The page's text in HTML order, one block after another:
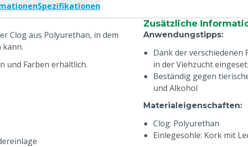
Spezifikationen
Clog aus Polyurethan, in dem
kann.
und Farben erhältlich.
Zusätzliche
Anwendungstipps:
Dank der verschiedenen
in der Viehzucht
Beständig gegen
und Alkohol
Materialeigenschaften:
Clog: Polyurethan
Einlegesohle: Kork mit